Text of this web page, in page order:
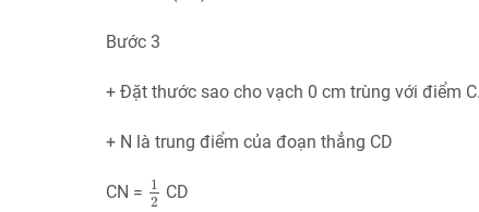
Bước 3
+ Đặt thước sao cho vạch 0 cm trùng với điểm
+ N là trung điểm của đoạn thẳng CD
CN = 1
2
1
CD